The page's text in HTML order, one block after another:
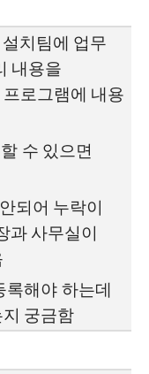
치팀에 업무
내용을
로그램에 내용
수 있으면
되어 누락이
과 사무실이
해야 하는데
궁금함